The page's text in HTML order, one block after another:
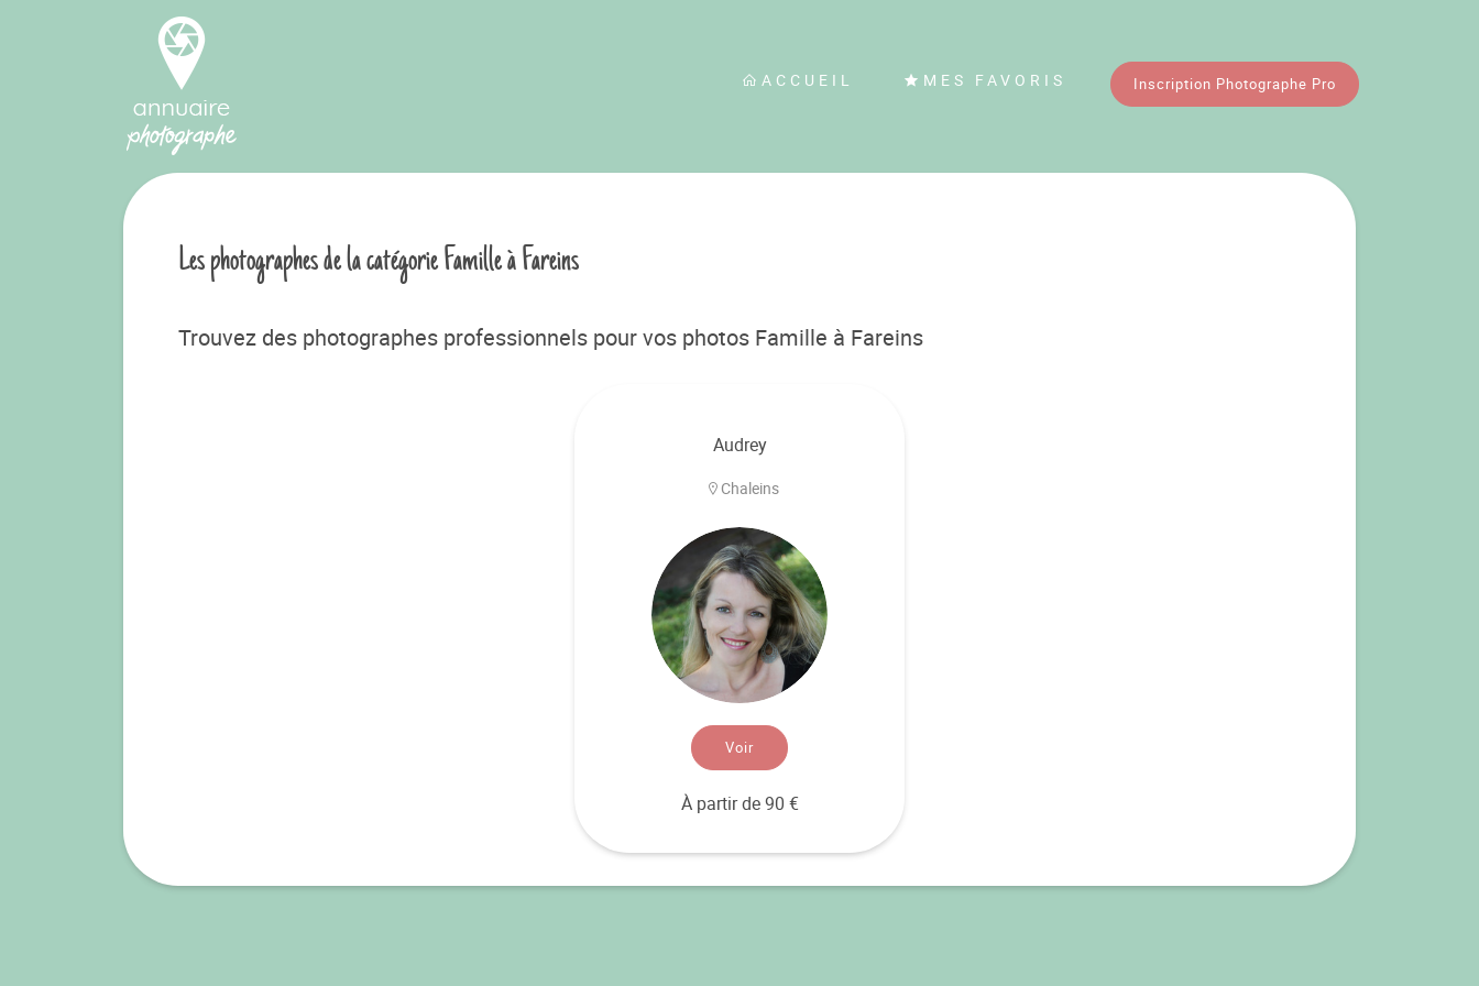
ACCUEIL MES FAVORIS Inscription Photographe Pro
Les photographes de la catégorie Famille à Fareins
Trouvez des photographes professionnels pour vos photos Famille à Fareins
Audrey
Chaleins
Voir
À partir de 90 €